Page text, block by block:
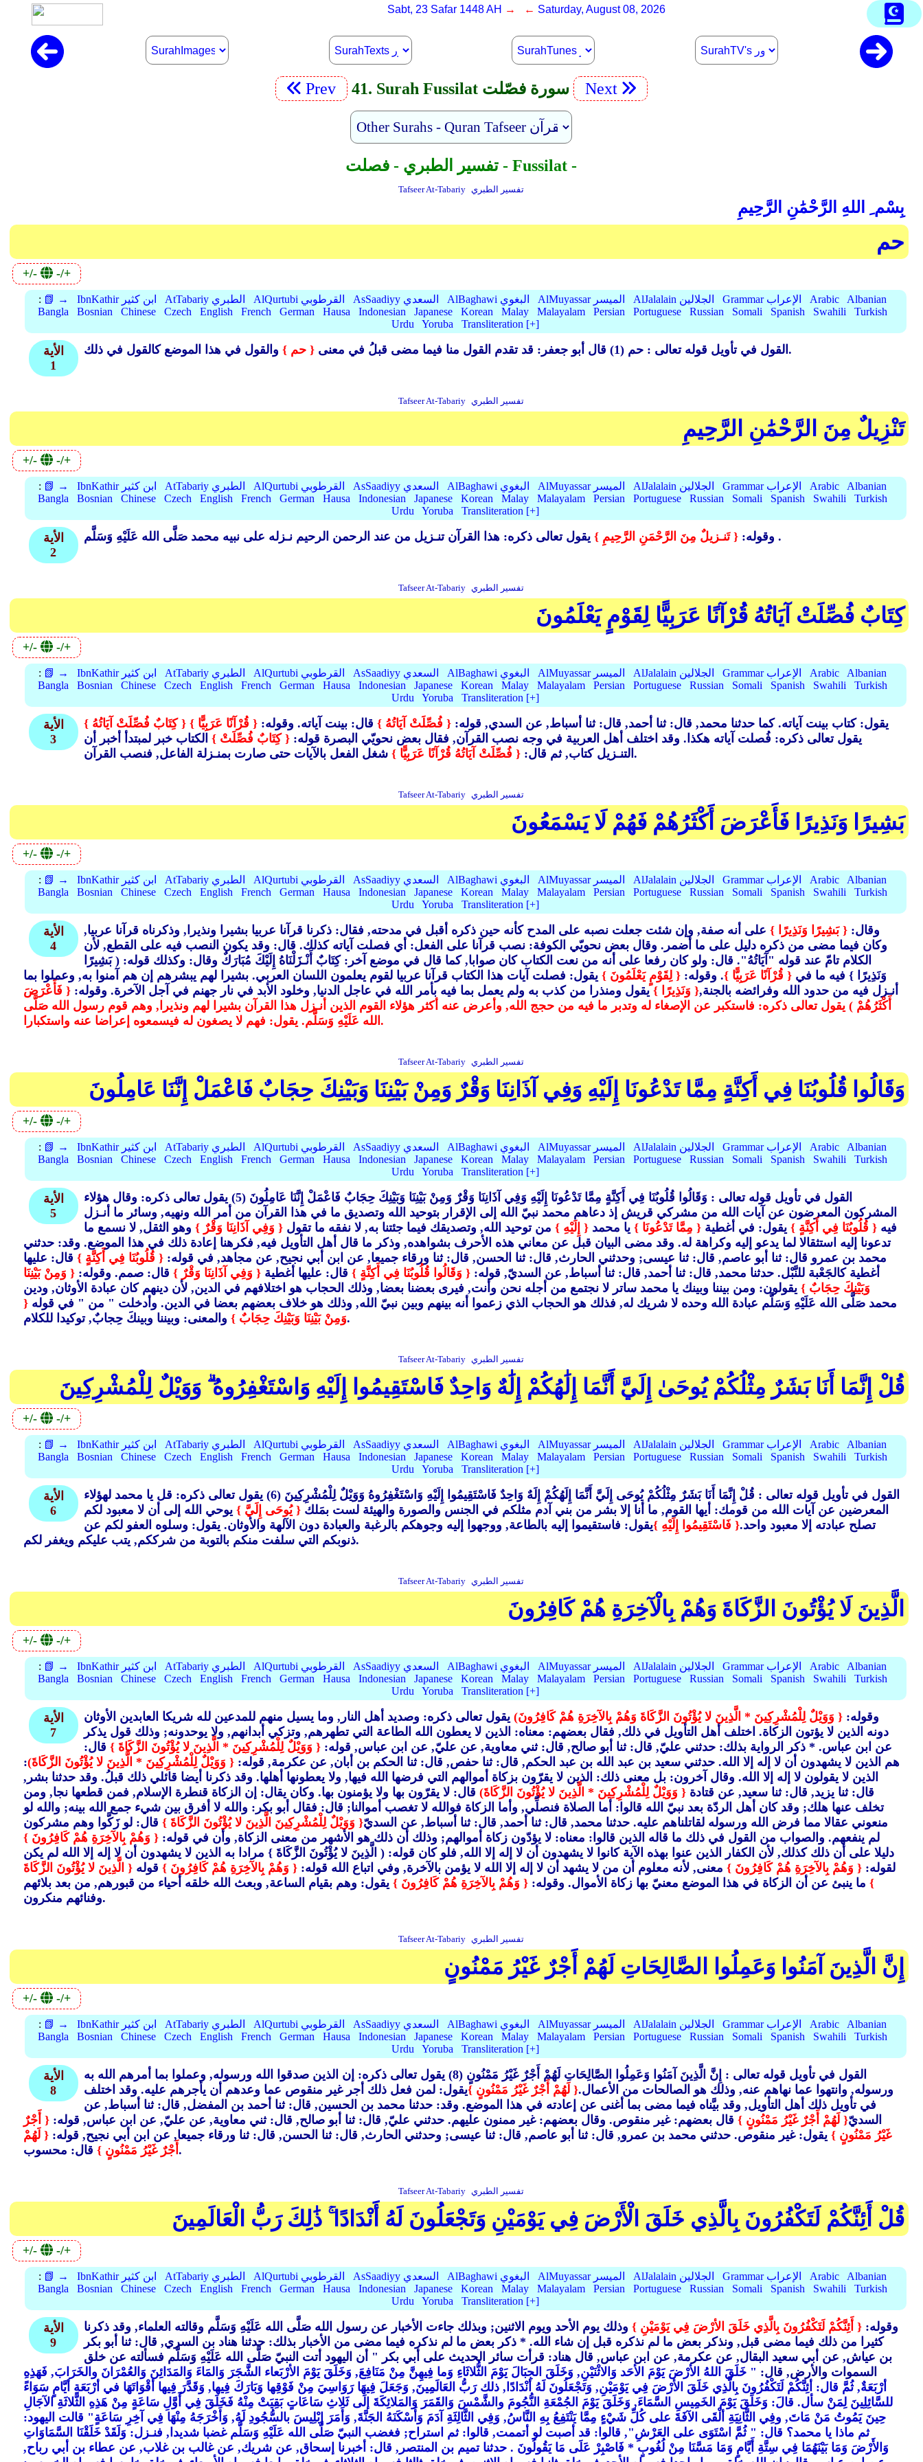
Sabt, 23 Safar 1448 AH → ← Saturday, August 08, 2026
Prev 41. Surah Fussilat سورة فصّلت Next
تفسير الطبري - فصلت - Fussilat -
Tafseer At-Tabariy تفسير الطبري
بِسْم ِ اللهِ الرَّحْمَٰنِ الرَّحِيمِ
حم
+/- -/+
: 📗 → IbnKathir ابن كثير AtTabariy الطبري AlQurtubi القرطوبي AsSaadiyy السعدي AlBaghawi البغوي AlMuyassar الميسر AlJalalain الجلالين Grammar الإعراب Arabic
Albanian
Bangla
Bosnian Chinese Czech English French German Hausa Indonesian Japanese Korean Malay Malayalam Persian Portuguese Russian Somali Spanish Swahili
Turkish
Urdu
Yoruba Transliteration [+]
الأية
1
القول في تأويل قوله تعالى : حم (1) قال أبو جعفر: قد تقدم القول منا فيما مضى قبلُ في معنى{ حم } والقول في هذا الموضع كالقول في ذلك.
Tafseer At-Tabariy تفسير الطبري
تَنْزِيلٌ مِنَ الرَّحْمَٰنِ الرَّحِيمِ
+/- -/+
: 📗 → IbnKathir ابن كثير AtTabariy الطبري AlQurtubi القرطوبي AsSaadiyy السعدي AlBaghawi البغوي AlMuyassar الميسر AlJalalain الجلالين Grammar الإعراب Arabic
Albanian
Bangla
Bosnian Chinese Czech English French German Hausa Indonesian Japanese Korean Malay Malayalam Persian Portuguese Russian Somali Spanish Swahili
Turkish
Urdu
Yoruba Transliteration [+]
الأية
2
وقوله:{ تَنـزيلٌ مِنَ الرَّحْمَنِ الرَّحِيمِ } يقول تعالى ذكره: هذا القرآن تنـزيل من عند الرحمن الرحيم نـزله على نبيه محمد صَلَّى الله عَلَيْهِ وَسَلَّم .
Tafseer At-Tabariy تفسير الطبري
كِتَابٌ فُصِّلَتْ آيَاتُهُ قُرْآنًا عَرَبِيًّا لِقَوْمٍ يَعْلَمُونَ
+/- -/+
: 📗 → IbnKathir ابن كثير AtTabariy الطبري AlQurtubi القرطوبي AsSaadiyy السعدي AlBaghawi البغوي AlMuyassar الميسر AlJalalain الجلالين Grammar الإعراب Arabic
Albanian
Bangla
Bosnian Chinese Czech English French German Hausa Indonesian Japanese Korean Malay Malayalam Persian Portuguese Russian Somali Spanish Swahili
Turkish
Urdu
Yoruba Transliteration [+]
الأية
3
{ كِتَابٌ فُصِّلَتْ آيَاتُهُ } يقول: كتاب بينت آياته. كما حدثنا محمد, قال: ثنا أحمد, قال: ثنا أسباط, عن السدي, قوله:{ فُصِّلَتْ آيَاتُهُ } قال: بينت آياته. وقوله:{ قُرْآنًا عَرَبِيًّا }
يقول تعالى ذكره: فُصلت آياته هكذا. وقد اختلف أهل العربية في وجه نصب القرآن, فقال بعض نحويّي البصرة قوله:{ كِتَابٌ فُصِّلَتْ } الكتاب خبر لمبتدأ أخبر أن
التنـزيل كتاب, ثم قال:{ فُصِّلَتْ آيَاتُهُ قُرْآنًا عَرَبِيًّا } شغل الفعل بالآيات حتى صارت بمنـزلة الفاعل, فنصب القرآن.
Tafseer At-Tabariy تفسير الطبري
بَشِيرًا وَنَذِيرًا فَأَعْرَضَ أَكْثَرُهُمْ فَهُمْ لَا يَسْمَعُونَ
+/- -/+
: 📗 → IbnKathir ابن كثير AtTabariy الطبري AlQurtubi القرطوبي AsSaadiyy السعدي AlBaghawi البغوي AlMuyassar الميسر AlJalalain الجلالين Grammar الإعراب Arabic
Albanian
Bangla
Bosnian Chinese Czech English French German Hausa Indonesian Japanese Korean Malay Malayalam Persian Portuguese Russian Somali Spanish Swahili
Turkish
Urdu
Yoruba Transliteration [+]
الأية
4
وقال:{ بَشِيرًا وَنَذِيرًا } على أنه صفة, وإن شئت جعلت نصبه على المدح كأنه حين ذكره أقبل في مدحته, فقال: ذكرنا قرآنا عربيا بشيرا ونذيرا, وذكرناه قرآنا عربيا,
وكان فيما مضى من ذكره دليل على ما أضمر. وقال بعض نحويّي الكوفة: نصب قرآنا على الفعل: أي فصلت آياته كذلك. قال: وقد يكون النصب فيه على القطع, لأن
الكلام تامّ عند قوله "آيَاتُهُ". قال: ولو كان رفعا على أنه من نعت الكتاب كان صوابا, كما قال في موضع آخر: كِتَابٌ أَنْـزَلْنَاهُ إِلَيْكَ مُبَارَكٌ وقال: وكذلك قوله: ( بَشِيرًا
وَنَذِيرًا } فيه ما في{ قُرْآنًا عَرَبِيًّا }. وقوله:{ لِقَوْمٍ يَعْلَمُونَ } يقول: فصلت آيات هذا الكتاب قرآنا عربيا لقوم يعلمون اللسان العربي. بشيرا لهم يبشرهم إن هم آمنوا به, وعملوا بما
أنـزل فيه من حدود الله وفرائضه بالجنة,{ وَنَذِيرًا } يقول ومنذرا من كذب به ولم يعمل بما فيه بأمر الله في عاجل الدنيا, وخلود الأبد في نار جهنم في آجل الآخرة. وقوله:{ فَأَعْرَضَ
أَكْثَرُهُمْ ) يقول تعالى ذكره: فاستكبر عن الإصغاء له وتدبر ما فيه من حجج الله, وأعرض عنه أكثر هؤلاء القوم الذين أنـزل هذا القرآن بشيرا لهم ونذيرا, وهم قوم رسول الله صَلَّى
الله عَلَيْهِ وَسَلَّم. يقول: فهم لا يصغون له فيسمعوه إعراضا عنه واستكبارا.
Tafseer At-Tabariy تفسير الطبري
وَقَالُوا قُلُوبُنَا فِي أَكِنَّةٍ مِمَّا تَدْعُونَا إِلَيْهِ وَفِي آذَانِنَا وَقْرٌ وَمِنْ بَيْنِنَا وَبَيْنِكَ حِجَابٌ فَاعْمَلْ إِنَّنَا عَامِلُونَ
+/- -/+
: 📗 → IbnKathir ابن كثير AtTabariy الطبري AlQurtubi القرطوبي AsSaadiyy السعدي AlBaghawi البغوي AlMuyassar الميسر AlJalalain الجلالين Grammar الإعراب Arabic
Albanian
Bangla
Bosnian Chinese Czech English French German Hausa Indonesian Japanese Korean Malay Malayalam Persian Portuguese Russian Somali Spanish Swahili
Turkish
Urdu
Yoruba Transliteration [+]
الأية
5
القول في تأويل قوله تعالى : وَقَالُوا قُلُوبُنَا فِي أَكِنَّةٍ مِمَّا تَدْعُونَا إِلَيْهِ وَفِي آذَانِنَا وَقْرٌ وَمِنْ بَيْنِنَا وَبَيْنِكَ حِجَابٌ فَاعْمَلْ إِنَّنَا عَامِلُونَ (5)
يقول تعالى ذكره: وقال هؤلاء
المشركون المعرضون عن آيات الله من مشركي قريش إذ دعاهم محمد نبيّ الله إلى الإقرار بتوحيد الله وتصديق ما في هذا القرآن من أمر الله ونهيه, وسائر ما أنـزل
فيه{ قُلُوبُنَا فِي أَكِنَّةٍ } يقول: في أغطية{ مِمَّا تَدْعُونَا } يا محمد{ إِلَيْهِ } من توحيد الله, وتصديقك فيما جئتنا به, لا نفقه ما تقول{ وَفِي آذَانِنَا وَقْرٌ } وهو الثقل, لا نسمع ما
تدعونا إليه استثقالا لما يدعو إليه وكراهة له. وقد مضى البيان قبل عن معاني هذه الأحرف بشواهده, وذكر ما قال أهل التأويل فيه, فكرهنا إعادة ذلك في هذا الموضع. وقد: حدثني
محمد بن عمرو قال: ثنا أبو عاصم, قال: ثنا عيسى; وحدثني الحارث, قال: ثنا الحسن, قال: ثنا ورقاء جميعا, عن ابن أبي نجيح, عن مجاهد, في قوله:{ قُلُوبُنَا فِي أَكِنَّةٍ } قال: عليها
أغطية كالجَعْبة للنَّبْل. حدثنا محمد, قال: ثنا أحمد, قال: ثنا أسباط, عن السديّ, قوله:{ وَقَالُوا قُلُوبُنَا فِي أَكِنَّةٍ } قال: عليها أغطية{ وَفِي آذَانِنَا وَقْرٌ } قال: صمم. وقوله:{ وَمِنْ بَيْنِنَا
وَبَيْنِكَ حِجَابٌ } يقولون: ومن بيننا وبينك يا محمد ساتر لا نجتمع من أجله نحن وأنت, فيرى بعضنا بعضا, وذلك الحجاب هو اختلافهم في الدين, لأن دينهم كان عبادة الأوثان, ودين
محمد صَلَّى الله عَلَيْهِ وَسَلَّم عبادة الله وحده لا شريك له, فذلك هو الحجاب الذي زعموا أنه بينهم وبين نبيّ الله, وذلك هو خلاف بعضهم بعضا في الدين. وأدخلت " من " في قوله{
وَمِنْ بَيْنِنَا وَبَيْنِكَ حِجَابٌ }والمعنى: وبيننا وبينكَ حِجابٌ, توكيدا للكلام.
Tafseer At-Tabariy تفسير الطبري
قُلْ إِنَّمَا أَنَا بَشَرٌ مِثْلُكُمْ يُوحَىٰ إِلَيَّ أَنَّمَا إِلَٰهُكُمْ إِلَٰهٌ وَاحِدٌ فَاسْتَقِيمُوا إِلَيْهِ وَاسْتَغْفِرُوهُ ۗ وَوَيْلٌ لِلْمُشْرِكِينَ
+/- -/+
: 📗 → IbnKathir ابن كثير AtTabariy الطبري AlQurtubi القرطوبي AsSaadiyy السعدي AlBaghawi البغوي AlMuyassar الميسر AlJalalain الجلالين Grammar الإعراب Arabic
Albanian
Bangla
Bosnian Chinese Czech English French German Hausa Indonesian Japanese Korean Malay Malayalam Persian Portuguese Russian Somali Spanish Swahili
Turkish
Urdu
Yoruba Transliteration [+]
الأية
6
القول في تأويل قوله تعالى : قُلْ إِنَّمَا أَنَا بَشَرٌ مِثْلُكُمْ يُوحَى إِلَيَّ أَنَّمَا إِلَهُكُمْ إِلَهٌ وَاحِدٌ فَاسْتَقِيمُوا إِلَيْهِ وَاسْتَغْفِرُوهُ وَوَيْلٌ لِلْمُشْرِكِينَ (6)
يقول تعالى ذكره: قل يا محمد لهؤلاء
المعرضين عن آيات الله من قومك: أيها القوم, ما أنا إلا بشر من بني آدم مثلكم في الجنس والصورة والهيئة لست بمَلك{ يُوحَى إِلَيَّ } يوحي الله إلى أن لا معبود لكم
تصلح عبادته إلا معبود واحد.{ فَاسْتَقِيمُوا إِلَيْهِ }يقول: فاستقيموا إليه بالطاعة, ووجهوا إليه وجوهكم بالرغبة والعبادة دون الآلهة والأوثان. يقول: وسلوه العفو لكم عن
ذنوبكم التي سلفت منكم بالتوبة من شرككم, يتب عليكم ويغفر لكم.
Tafseer At-Tabariy تفسير الطبري
الَّذِينَ لَا يُؤْتُونَ الزَّكَاةَ وَهُمْ بِالْآخِرَةِ هُمْ كَافِرُونَ
+/- -/+
: 📗 → IbnKathir ابن كثير AtTabariy الطبري AlQurtubi القرطوبي AsSaadiyy السعدي AlBaghawi البغوي AlMuyassar الميسر AlJalalain الجلالين Grammar الإعراب Arabic
Albanian
Bangla
Bosnian Chinese Czech English French German Hausa Indonesian Japanese Korean Malay Malayalam Persian Portuguese Russian Somali Spanish Swahili
Turkish
Urdu
Yoruba Transliteration [+]
الأية
7
وقوله:{ وَوَيْلٌ لِلْمُشْرِكِينَ * الَّذِينَ لا يُؤْتُونَ الزَّكَاةَ وَهُمْ بِالآخِرَةِ هُمْ كَافِرُونَ) يقول تعالى ذكره: وصديد أهل النار, وما يسيل منهم للمدعين لله شريكا العابدين الأوثان
دونه الذين لا يؤتون الزكاة. اختلف أهل التأويل في ذلك, فقال بعضهم: معناه: الذين لا يعطون الله الطاعة التي تطهرهم, وتزكي أبدانهم, ولا يوحدونه; وذلك قول يذكر
عن ابن عباس. * ذكر الرواية بذلك: حدثني عليّ, قال: ثنا أبو صالح, قال: ثني معاوية, عن عليّ, عن ابن عباس, قوله:{ وَوَيْلٌ لِلْمُشْرِكِينَ * الَّذِينَ لا يُؤْتُونَ الزَّكَاةَ } قال:
هم الذين لا يشهدون أن لا إله إلا الله. حدثني سعيد بن عبد الله بن عبد الحكم, قال: ثنا حفص, قال: ثنا الحكم بن أبان, عن عكرمة, قوله:{ وَوَيْلٌ لِلْمُشْرِكِينَ * الَّذِينَ لا يُؤْتُونَ الزَّكَاةَ):
الذين لا يقولون لا إله إلا الله. وقال آخرون: بل معنى ذلك: الذين لا يقرّون بزكاة أموالهم التي فرضها الله فيها, ولا يعطونها أهلها. وقد ذكرنا أيضا قائلي ذلك قبلُ. وقد حدثنا بشر,
قال: ثنا يزيد, قال: ثنا سعيد, عن قتادة{ وَوَيْلٌ لِلْمُشْرِكِينَ * الَّذِينَ لا يُؤْتُونَ الزَّكَاةَ) قال: لا يقرّون بها ولا يؤمنون بها. وكان يقال: إن الزكاة قنطرة الإسلام, فمن قطعها نجا, ومن
تخلف عنها هلك; وقد كان أهل الردّة بعد نبيّ الله قالوا: أما الصلاة فنصلِّي, وأما الزكاة فوالله لا تغصب أموالنا; قال: فقال أبو بكر: والله لا أفرق بين شيء جمع الله بينه; والله لو
منعوني عقالا مما فرض الله ورسوله لقاتلناهم عليه. حدثنا محمد, قال: ثنا أحمد, قال: ثنا أسباط, عن السديّ{ وَوَيْلٌ لِلْمُشْرِكِينَ الَّذِينَ لا يُؤْتُونَ الزَّكَاةَ } قال: لو زَكَّوا وهم مشركون
لم ينفعهم. والصواب من القول في ذلك ما قاله الذين قالوا: معناه: لا يؤدّون زكاة أموالهم; وذلك أن ذلك هو الأشهر من معنى الزكاة, وأن في قوله:{ وَهُمْ بِالآخِرَةِ هُمْ كَافِرُونَ }
دليلا على أن ذلك كذلك, لأن الكفار الذين عنوا بهذه الآية كانوا لا يشهدون أن لا إله إلا الله, فلو كان قوله: ( الَّذِينَ لا يُؤْتُونَ الزَّكَاةَ } مرادا به الذين لا يشهدون أن لا إله إلا الله لم يكن
لقوله:{ وَهُمْ بِالآخِرَةِ هُمْ كَافِرُونَ } معنى, لأنه معلوم أن من لا يشهد أن لا إله إلا الله لا يؤمن بالآخرة, وفي اتباع الله قوله:{ وَهُمْ بِالآخِرَةِ هُمْ كَافِرُونَ } قوله{ الَّذِينَ لا يُؤْتُونَ الزَّكَاةَ
} ما ينبئ عن أن الزكاة في هذا الموضع معنيّ بها زكاة الأموال. وقوله:{ وَهُمْ بِالآخِرَةِ هُمْ كَافِرُونَ } يقول: وهم بقيام الساعة, وبعث الله خلقه أحياء من قبورهم, من بعد بلائهم
وفنائهم منكرون.
Tafseer At-Tabariy تفسير الطبري
إِنَّ الَّذِينَ آمَنُوا وَعَمِلُوا الصَّالِحَاتِ لَهُمْ أَجْرٌ غَيْرُ مَمْنُونٍ
+/- -/+
: 📗 → IbnKathir ابن كثير AtTabariy الطبري AlQurtubi القرطوبي AsSaadiyy السعدي AlBaghawi البغوي AlMuyassar الميسر AlJalalain الجلالين Grammar الإعراب Arabic
Albanian
Bangla
Bosnian Chinese Czech English French German Hausa Indonesian Japanese Korean Malay Malayalam Persian Portuguese Russian Somali Spanish Swahili
Turkish
Urdu
Yoruba Transliteration [+]
الأية
8
القول في تأويل قوله تعالى : إِنَّ الَّذِينَ آمَنُوا وَعَمِلُوا الصَّالِحَاتِ لَهُمْ أَجْرٌ غَيْرُ مَمْنُونٍ (8)
يقول تعالى ذكره: إن الذين صدقوا الله ورسوله, وعملوا بما أمرهم الله به
ورسوله, وانتهوا عما نهاهم عنه, وذلك هو الصالحات من الأعمال.{ لَهُمْ أَجْرٌ غَيْرُ مَمْنُونٍ }يقول: لمن فعل ذلك أجر غير منقوص عما وعدهم أن يأجرهم عليه. وقد اختلف
في تأويل ذلك أهل التأويل, وقد بيَّناه فيما مضى بما أغنى عن إعادته في هذا الموضع. وقد: حدثنا محمد بن الحسين, قال: ثنا أحمد بن المفضل, قال: ثنا أسباط, عن
السديّ{ لَهُمْ أَجْرٌ غَيْرُ مَمْنُونٍ } قال بعضهم: غير منقوص. وقال بعضهم: غير ممنون عليهم. حدثني عليّ, قال: ثنا أبو صالح, قال: ثني معاوية, عن عليّ, عن ابن عباس, قوله:{ أَجْرٌ
غَيْرُ مَمْنُونٍ } يقول: غير منقوص. حدثني محمد بن عمرو, قال: ثنا أبو عاصم, قال: ثنا عيسى; وحدثني الحارث, قال: ثنا الحسن, قال: ثنا ورقاء جميعا, عن ابن أبي نجيح, قوله:{ لَهُمْ
أَجْرٌ غَيْرُ مَمْنُونٍ } قال: محسوب.
Tafseer At-Tabariy تفسير الطبري
قُلْ أَئِنَّكُمْ لَتَكْفُرُونَ بِالَّذِي خَلَقَ الْأَرْضَ فِي يَوْمَيْنِ وَتَجْعَلُونَ لَهُ أَنْدَادًا ۚ ذَٰلِكَ رَبُّ الْعَالَمِينَ
+/- -/+
: 📗 → IbnKathir ابن كثير AtTabariy الطبري AlQurtubi القرطوبي AsSaadiyy السعدي AlBaghawi البغوي AlMuyassar الميسر AlJalalain الجلالين Grammar الإعراب Arabic
Albanian
Bangla
Bosnian Chinese Czech English French German Hausa Indonesian Japanese Korean Malay Malayalam Persian Portuguese Russian Somali Spanish Swahili
Turkish
Urdu
Yoruba Transliteration [+]
الأية
9
وقوله:{ أَئِنَّكُمْ لَتَكْفُرُونَ بِالَّذِي خَلَقَ الأرْضَ فِي يَوْمَيْنِ } وذلك يوم الأحد ويوم الاثنين; وبذلك جاءت الأخبار عن رسول الله صَلَّى الله عَلَيْهِ وَسَلَّم وقالته العلماء, وقد ذكرنا
كثيرا من ذلك فيما مضى قبل, ونذكر بعض ما لم نذكره قبل إن شاء الله. * ذكر بعض ما لم نذكره فيما مضى من الأخبار بذلك: حدثنا هناد بن السري, قال: ثنا أبو بكر
بن عياش, عن أبي سعيد البقال, عن عكرمة, عن ابن عباس, قال هناد: قرأت سائر الحديث على أبي بكر " أن اليهود أتت النبيّ صَلَّى الله عَلَيْهِ وَسَلَّم فسألته عن خلق
السموات والأرض, قال: " خَلَقَ اللهُ الأرْضَ يَوْمَ الأحَد وَالاثْنَيْنِ, وَخَلَقَ الجِبَالَ يَوْمَ الثُّلاثَاءِ وَما فِيهِنَّ مِنْ مَنَافِعَ, وَخَلَقَ يَوْمَ الأرْبَعاء الشَّجَرَ وَالمَاءَ وَالمَدَائِنَ وَالعُمْرَانَ والخَرَابَ, فَهَذِهِ
أرْبَعَةٌ, ثُمَّ قال: أئِنَّكُمْ لَتَكْفُرُونَ بِالَّذِي خَلَقَ الأرْضَ فِي يَوْمَيْنِ, وَتَجْعَلُونَ لَهُ أنْدَادًا, ذلك رَبُّ العَالَمِينَ, وَجَعَلَ فِيهَا رَوَاسِيَ مِنْ فَوْقِها وَبَارَكَ فِيها, وَقَدَّرَ فِيها أقْوَاتَهَا في أرْبَعَةِ أيَّامٍ سَوَاءً
للسَّائِلِينَ لِمَنْ سأل. قالَ: وَخَلَقَ يَوْمَ الخَمِيسِ السَّمَاءَ, وَخَلَقَ يَوْمَ الجُمْعَةِ النُّجُومَ والشَّمْسَ وَالقَمَرَ وَالمَلائِكَةَ إلَى ثَلاثِ سَاعَاتٍ بَقِيَتْ مِنْهُ فَخَلَقَ فِي أَوَّلِ سَاعَةٍ مِنْ هَذِهِ الثَّلاثَةِ الآجَالِ
حِينَ يَمُوتُ مَنْ مَاتَ, وفِي الثَّانِيَةِ ألْقَى الآفَةَ على كُلِّ شَيْءٍ مِمَّا يَنْتَفِعُ بِهِ النَّاسُ, وَفِي الثَّالِثَةِ آدَمَ وَأَسْكَنَهُ الجَنَّةَ, وَأَمَرَ إبْلِيسَ بالسُّجُودِ لَهُ, وَأَخْرَجَهُ مِنْهَا فِي آخِرِ سَاعَةٍ" قالت اليهود:
ثم ماذا يا محمد؟ قال: " ثُمَّ اسْتَوَى على العَرْشِ", قالوا: قد أصبت لو أتممت, قالوا: ثم استراح; فغضب النبيّ صَلَّى الله عَلَيْهِ وَسَلَّم غضبا شديدا, فنـزل: وَلَقَدْ خَلَقْنَا السَّمَاوَاتِ
وَالأَرْضَ وَمَا بَيْنَهُمَا فِي سِتَّةِ أَيَّامٍ وَمَا مَسَّنَا مِنْ لُغُوبٍ * فَاصْبِرْ عَلَى مَا يَقُولُونَ . حدثنا تميم بن المنتصر, قال: أخبرنا إسحاق, عن شريك, عن غالب بن غلاب, عن عطاء بن أبي رباح,